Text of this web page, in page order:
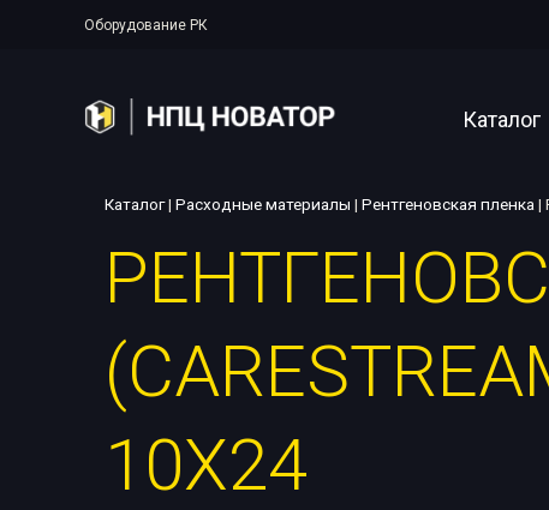
Оборудование РК
Каталог
Каталог| Расходные материалы | Рентгеновская пленка|
10Х24